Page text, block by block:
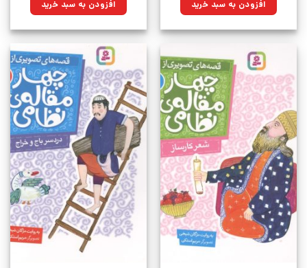
بود.
افزودن به سبد خرید افزودن به سبد خرید